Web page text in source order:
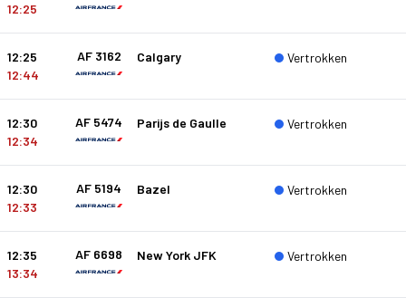
12:25
12:25
12:44
AF 3162 Calgary Vertrokken
12:30
12:34
AF 5474 Parijs de Gaulle Vertrokken
12:30
12:33
AF 5194 Bazel Vertrokken
12:35
13:34
AF 6698 New York JFK Vertrokken